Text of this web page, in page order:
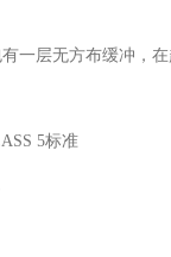
一层无方布缓冲，
5标准